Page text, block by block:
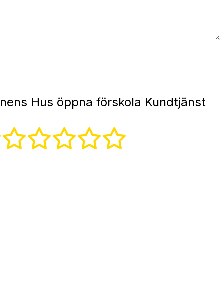
Hus öppna förskola Kundtjänst